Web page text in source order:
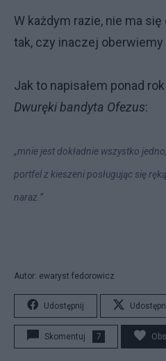
W każdym razie, nie ma
tak, czy inaczej oberwiemy
Jak to napisałem ponad
Dwuręki bandyta Ofezus:
„mnie jest dokładnie wszystko
portfel z kieszeni posługując się
naraz.”
Autor: ewaryst fedorowicz
Udostępnij
Skomentuj 7